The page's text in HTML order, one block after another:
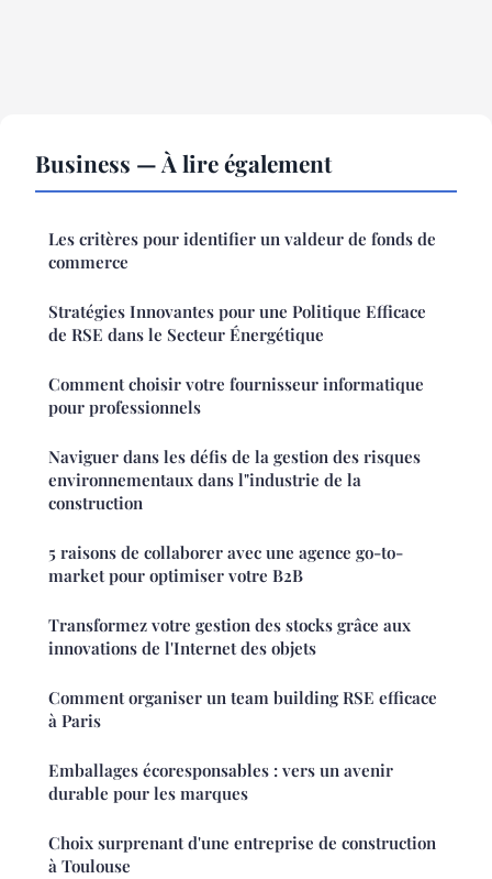
Business — À lire également
Les critères pour identifier un valdeur de fonds de
commerce
Stratégies Innovantes pour une Politique Efficace
de RSE dans le Secteur Énergétique
Comment choisir votre fournisseur informatique
pour professionnels
Naviguer dans les défis de la gestion des risques
environnementaux dans l"industrie de la
construction
5 raisons de collaborer avec une agence go-to-
market pour optimiser votre B2B
Transformez votre gestion des stocks grâce aux
innovations de l'Internet des objets
Comment organiser un team building RSE efficace
à Paris
Emballages écoresponsables : vers un avenir
durable pour les marques
Choix surprenant d'une entreprise de construction
à Toulouse